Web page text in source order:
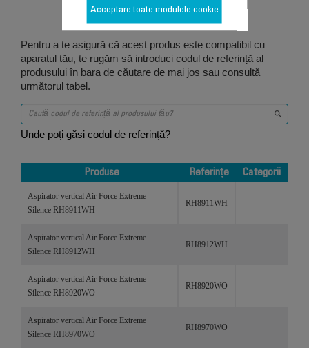
Pentru a te asigură că acest produs este compatibil cu
aparatul tău, te rugăm să introduci codul de referință al
produsului în bara de căutare de mai jos sau consultă
următorul tabel.
Unde poți găsi codul de referință?
Produse Referințe
Categorii
Aspirator vertical Air Force Extreme
Silence RH8911WH
RH8911WH
Aspirator vertical Air Force Extreme
Silence RH8912WH
RH8912WH
Aspirator vertical Air Force Extreme
Silence RH8920WO
RH8920WO
Aspirator vertical Air Force Extreme
Silence RH8970WO
RH8970WO
Acceptare toate modulele cookie